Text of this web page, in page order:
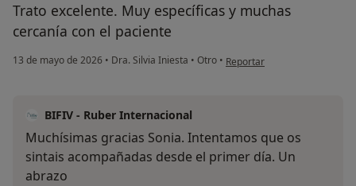
Trato excelente. Muy específicas y muchas
cercanía con el paciente
13 de mayo de 2026 • Dra. Silvia Iniesta • Otro • en opinión del usuario Sonia
Reportar
BIFIV - Ruber Internacional
Muchísimas gracias Sonia. Intentamos que os
sintais acompañadas desde el primer día. Un
abrazo